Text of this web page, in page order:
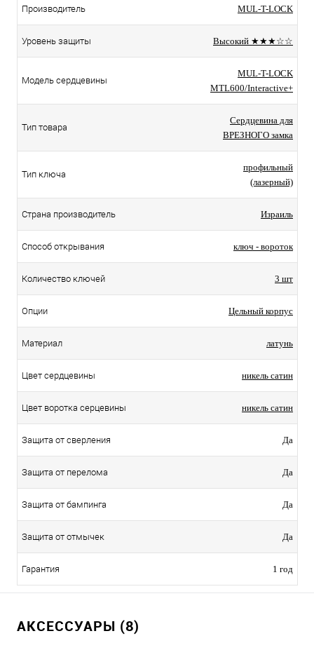
Производитель MUL-T-LOCK
Уровень защиты Высокий ★★★☆☆
Модель сердцевины
MUL-T-LOCK
MTL600/Interactive+
Тип товара
Сердцевина для
ВРЕЗНОГО замка
Тип ключа
профильный
(лазерный)
Страна производитель Израиль
Способ открывания ключ - вороток
Количество ключей 3 шт
Опции Цельный корпус
Материал латунь
Цвет сердцевины никель сатин
Цвет воротка серцевины никель сатин
Защита от сверления Да
Защита от перелома Да
Защита от бампинга Да
Защита от отмычек Да
Гарантия 1 год
АКСЕССУАРЫ (8)